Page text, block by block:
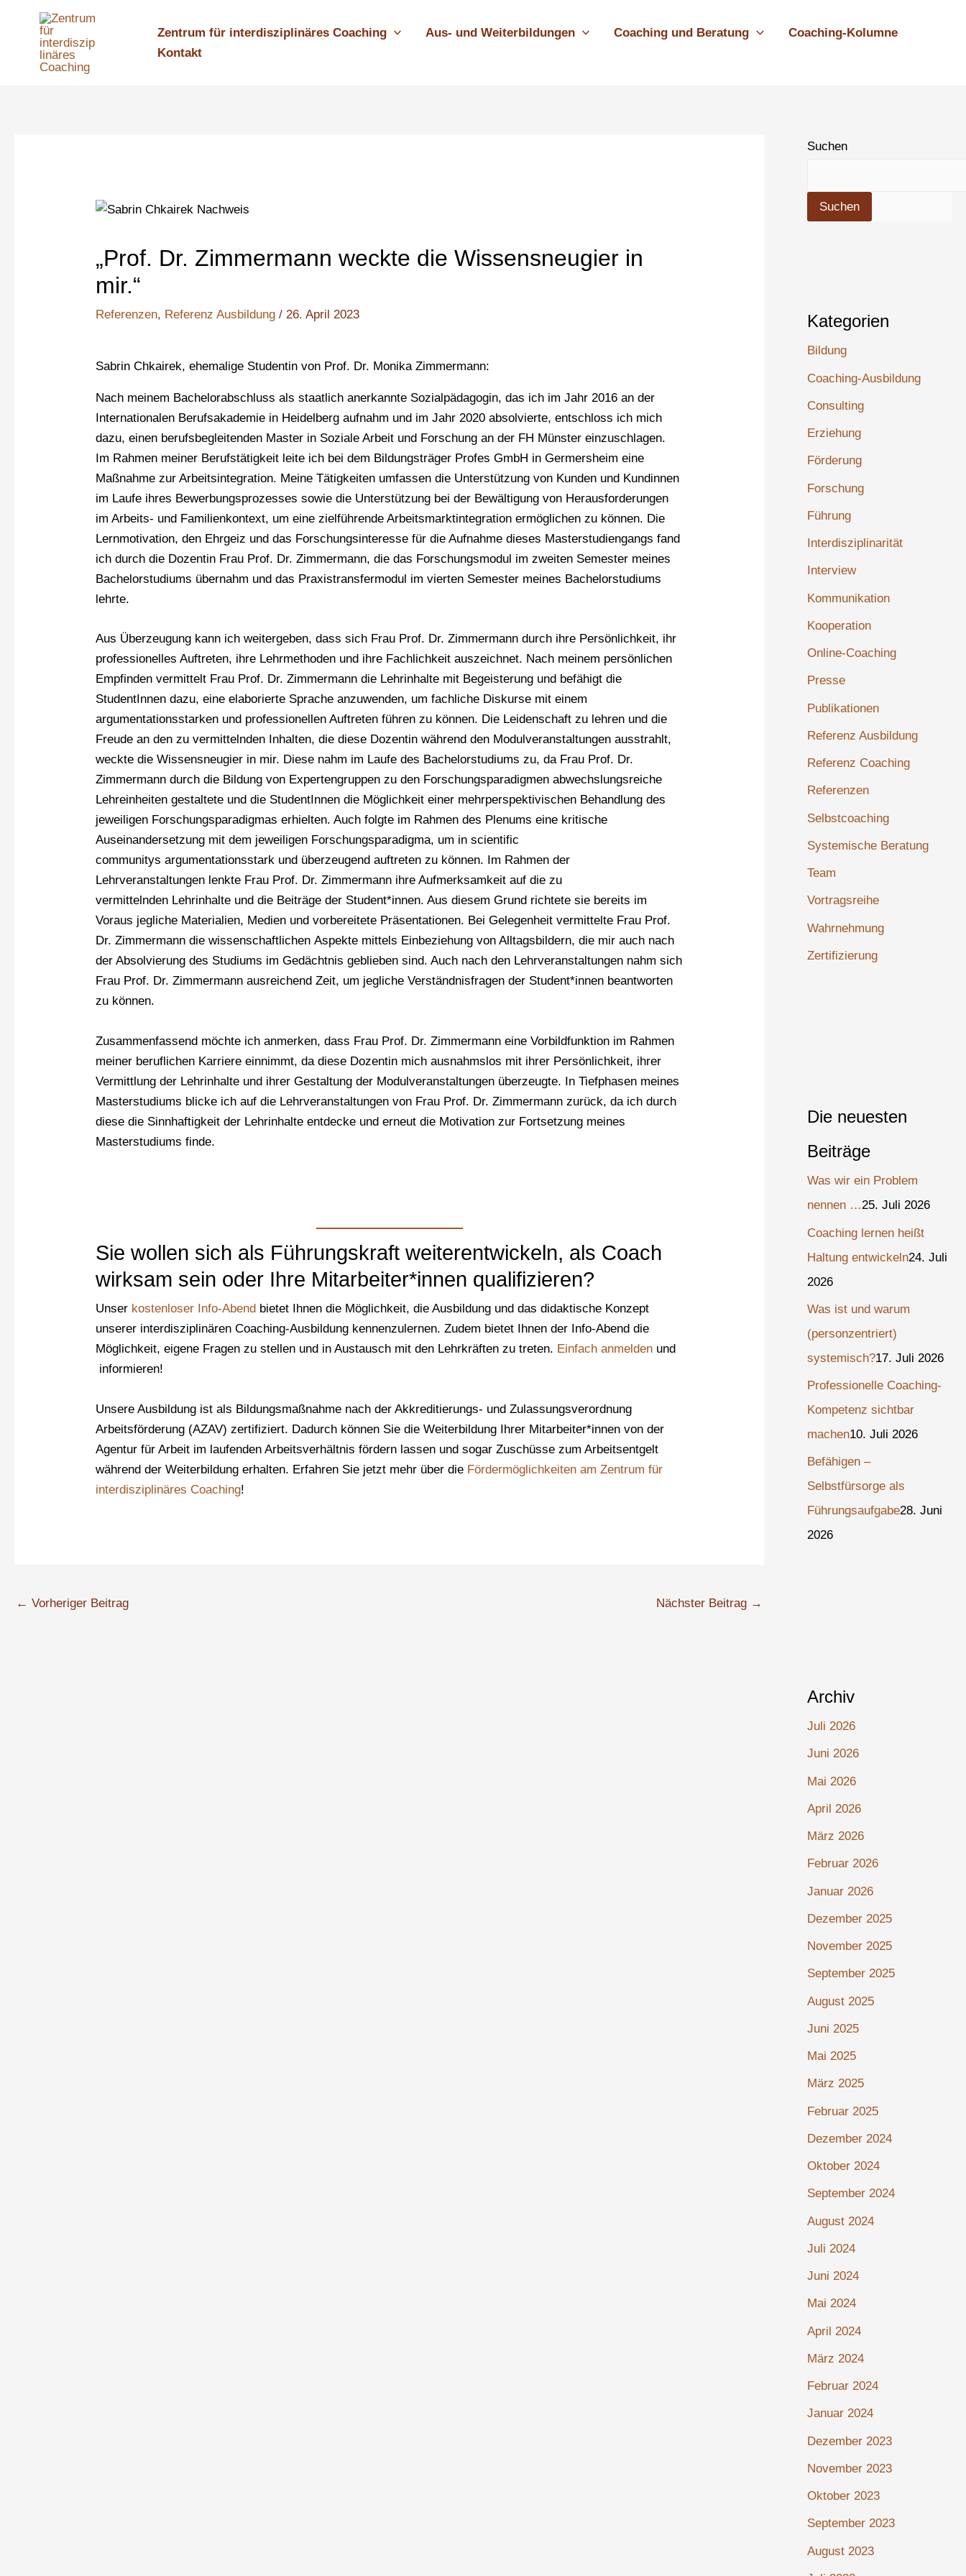
springen
Zentrum für interdisziplinäres Coaching Aus- und Weiterbildungen Coaching und Beratung
Coaching-Kolumne
Kontakt
„Prof. Dr. Zimmermann weckte die Wissensneugier in
mir.“
Referenzen, Referenz Ausbildung /26. April 2023
Sabrin Chkairek, ehemalige Studentin von Prof. Dr. Monika Zimmermann:
Nach meinem Bachelorabschluss als staatlich anerkannte Sozialpädagogin, das ich im Jahr 2016 an der
Internationalen Berufsakademie in Heidelberg aufnahm und im Jahr 2020 absolvierte, entschloss ich mich
dazu, einen berufsbegleitenden Master in Soziale Arbeit und Forschung an der FH Münster einzuschlagen.
Im Rahmen meiner Berufstätigkeit leite ich bei dem Bildungsträger Profes GmbH in Germersheim eine
Maßnahme zur Arbeitsintegration. Meine Tätigkeiten umfassen die Unterstützung von Kunden und Kundinnen
im Laufe ihres Bewerbungsprozesses sowie die Unterstützung bei der Bewältigung von Herausforderungen
im Arbeits- und Familienkontext, um eine zielführende Arbeitsmarktintegration ermöglichen zu können. Die
Lernmotivation, den Ehrgeiz und das Forschungsinteresse für die Aufnahme dieses Masterstudiengangs fand
ich durch die Dozentin Frau Prof. Dr. Zimmermann, die das Forschungsmodul im zweiten Semester meines
Bachelorstudiums übernahm und das Praxistransfermodul im vierten Semester meines Bachelorstudiums
lehrte.
Aus Überzeugung kann ich weitergeben, dass sich Frau Prof. Dr. Zimmermann durch ihre Persönlichkeit, ihr
professionelles Auftreten, ihre Lehrmethoden und ihre Fachlichkeit auszeichnet. Nach meinem persönlichen
Empfinden vermittelt Frau Prof. Dr. Zimmermann die Lehrinhalte mit Begeisterung und befähigt die
StudentInnen dazu, eine elaborierte Sprache anzuwenden, um fachliche Diskurse mit einem
argumentationsstarken und professionellen Auftreten führen zu können. Die Leidenschaft zu lehren und die
Freude an den zu vermittelnden Inhalten, die diese Dozentin während den Modulveranstaltungen ausstrahlt,
weckte die Wissensneugier in mir. Diese nahm im Laufe des Bachelorstudiums zu, da Frau Prof. Dr.
Zimmermann durch die Bildung von Expertengruppen zu den Forschungsparadigmen abwechslungsreiche
Lehreinheiten gestaltete und die StudentInnen die Möglichkeit einer mehrperspektivischen Behandlung des
jeweiligen Forschungsparadigmas erhielten. Auch folgte im Rahmen des Plenums eine kritische
Auseinandersetzung mit dem jeweiligen Forschungsparadigma, um in scientific
communitys argumentationsstark und überzeugend auftreten zu können. Im Rahmen der
Lehrveranstaltungen lenkte Frau Prof. Dr. Zimmermann ihre Aufmerksamkeit auf die zu
vermittelnden Lehrinhalte und die Beiträge der Student*innen. Aus diesem Grund richtete sie bereits im
Voraus jegliche Materialien, Medien und vorbereitete Präsentationen. Bei Gelegenheit vermittelte Frau Prof.
Dr. Zimmermann die wissenschaftlichen Aspekte mittels Einbeziehung von Alltagsbildern, die mir auch nach
der Absolvierung des Studiums im Gedächtnis geblieben sind. Auch nach den Lehrveranstaltungen nahm sich
Frau Prof. Dr. Zimmermann ausreichend Zeit, um jegliche Verständnisfragen der Student*innen beantworten
zu können.
Zusammenfassend möchte ich anmerken, dass Frau Prof. Dr. Zimmermann eine Vorbildfunktion im Rahmen
meiner beruflichen Karriere einnimmt, da diese Dozentin mich ausnahmslos mit ihrer Persönlichkeit, ihrer
Vermittlung der Lehrinhalte und ihrer Gestaltung der Modulveranstaltungen überzeugte. In Tiefphasen meines
Masterstudiums blicke ich auf die Lehrveranstaltungen von Frau Prof. Dr. Zimmermann zurück, da ich durch
diese die Sinnhaftigkeit der Lehrinhalte entdecke und erneut die Motivation zur Fortsetzung meines
Masterstudiums finde.
Sie wollen sich als Führungskraft weiterentwickeln, als Coach
wirksam sein oder Ihre Mitarbeiter*innen qualifizieren?
Unser kostenloser Info-Abend bietet Ihnen die Möglichkeit, die Ausbildung und das didaktische Konzept
unserer interdisziplinären Coaching-Ausbildung kennenzulernen. Zudem bietet Ihnen der Info-Abend die
Möglichkeit, eigene Fragen zu stellen und in Austausch mit den Lehrkräften zu treten. Einfach anmelden und
informieren!
Unsere Ausbildung ist als Bildungsmaßnahme nach der Akkreditierungs- und Zulassungsverordnung
Arbeitsförderung (AZAV) zertifiziert. Dadurch können Sie die Weiterbildung Ihrer Mitarbeiter*innen von der
Agentur für Arbeit im laufenden Arbeitsverhältnis fördern lassen und sogar Zuschüsse zum Arbeitsentgelt
während der Weiterbildung erhalten. Erfahren Sie jetzt mehr über die Fördermöglichkeiten am Zentrum für
interdisziplinäres Coaching!
← Vorheriger Beitrag Nächster Beitrag →
Suchen
Suchen
Kategorien
Bildung
Coaching-Ausbildung
Consulting
Erziehung
Förderung
Forschung
Führung
Interdisziplinarität
Interview
Kommunikation
Kooperation
Online-Coaching
Presse
Publikationen
Referenz Ausbildung
Referenz Coaching
Referenzen
Selbstcoaching
Systemische Beratung
Team
Vortragsreihe
Wahrnehmung
Zertifizierung
Die neuesten
Beiträge
Was wir ein Problem
nennen …25. Juli 2026
Coaching lernen heißt
Haltung entwickeln24. Juli
2026
Was ist und warum
(personzentriert)
systemisch?17. Juli 2026
Professionelle Coaching-
Kompetenz sichtbar
machen10. Juli 2026
Befähigen –
Selbstfürsorge als
Führungsaufgabe28. Juni
2026
Archiv
Juli 2026
Juni 2026
Mai 2026
April 2026
März 2026
Februar 2026
Januar 2026
Dezember 2025
November 2025
September 2025
August 2025
Juni 2025
Mai 2025
März 2025
Februar 2025
Dezember 2024
Oktober 2024
September 2024
August 2024
Juli 2024
Juni 2024
Mai 2024
April 2024
März 2024
Februar 2024
Januar 2024
Dezember 2023
November 2023
Oktober 2023
September 2023
August 2023